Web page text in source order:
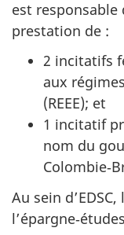
est
prestation de :
2 incitatifs
aux
(REEE); et
1 incitatif
nom du
Au sein